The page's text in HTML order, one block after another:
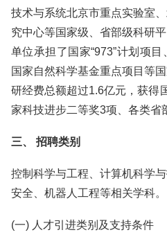
技术与系统北京市重点实验室
究中心等国家级、省部级科研
单位承担了国家“973”计划项目
国家自然科学基金重点项目等
研经费总额超过1.6亿元，获得
家科技进步二等奖3项、各类省
三、 招聘类别
控制科学与工程、计算机科学
安全、机器人工程等相关学科。
(一) 人才引进类别及支持条件